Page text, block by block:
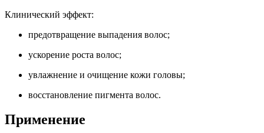
Клинический эффект:
предотвращение выпадения волос;
ускорение роста волос;
увлажнение и очищение кожи головы;
восстановление пигмента волос.
Применение